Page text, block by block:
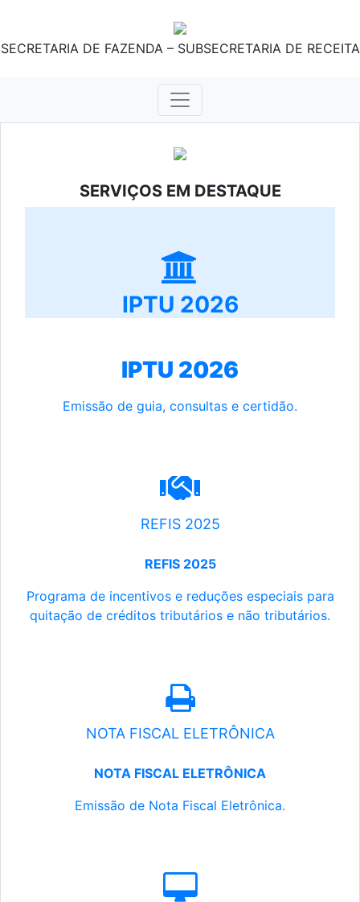
SECRETARIA DE FAZENDA – SUBSECRETARIA DE RECEITA
SERVIÇOS EM DESTAQUE
IPTU 2026
IPTU 2026
Emissão de guia, consultas e certidão.
REFIS 2025
REFIS 2025
Programa de incentivos e reduções especiais para
quitação de créditos tributários e não tributários.
NOTA FISCAL ELETRÔNICA
NOTA FISCAL ELETRÔNICA
Emissão de Nota Fiscal Eletrônica.